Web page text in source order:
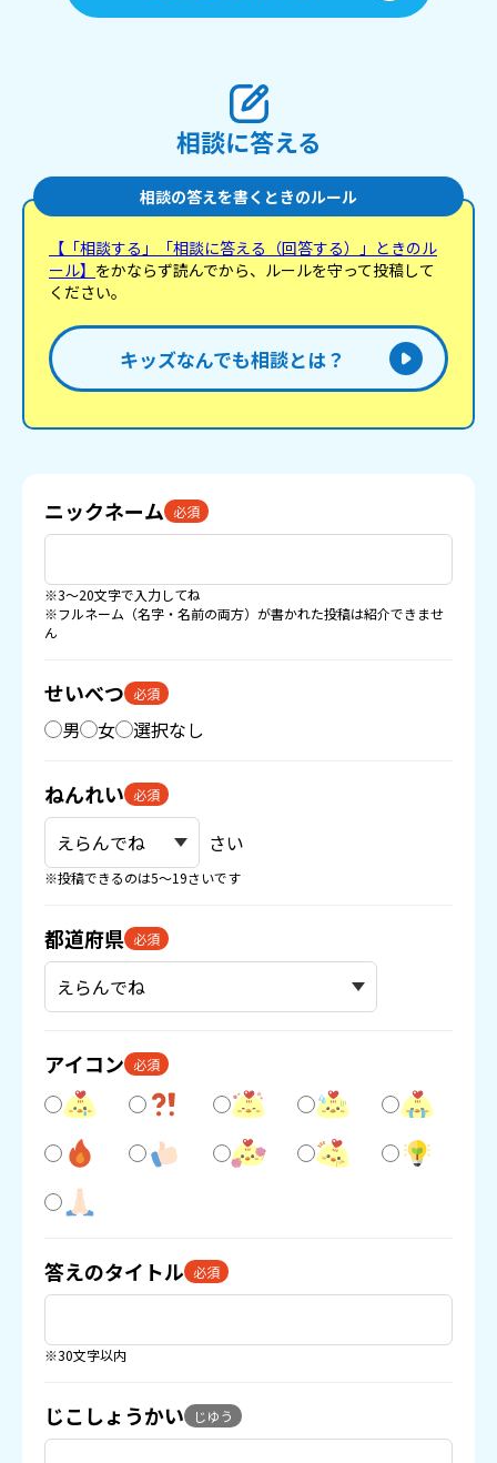
相談に答える
相談の答えを書くときのルール
【「相談する」「相談に答える（回答する）」ときのル
ール】 をかならず読んでから、ルールを守って投稿して
ください。
キッズなんでも相談とは？
ニックネーム 必須
※3〜20文字で入力してね
※フルネーム（名字・名前の両方）が書かれた投稿は紹介できませ
ん
せいべつ 必須
男 女 選択なし
ねんれい 必須
さい
※投稿できるのは5〜19さいです
都道府県 必須
アイコン 必須
答えのタイトル 必須
※30文字以内
じこしょうかい じゆう